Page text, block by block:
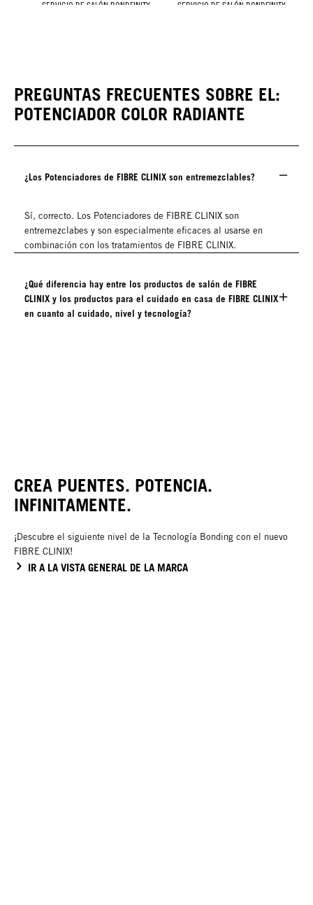
SERVICIO DE SALÓN BONDFINITY SERVICIO DE SALÓN BONDFINITY
PREGUNTAS FRECUENTES SOBRE EL:
POTENCIADOR COLOR RADIANTE
¿Los Potenciadores de FIBRE CLINIX son entremezclables?
Sí, correcto. Los Potenciadores de FIBRE CLINIX son
entremezclabes y son especialmente eficaces al usarse en
combinación con los tratamientos de FIBRE CLINIX.
¿Qué diferencia hay entre los productos de salón de FIBRE
CLINIX y los productos para el cuidado en casa de FIBRE CLINIX
en cuanto al cuidado, nivel y tecnología?
CREA PUENTES. POTENCIA.
INFINITAMENTE.
¡Descubre el siguiente nivel de la Tecnología Bonding con el nuevo
FIBRE CLINIX!
IR A LA VISTA GENERAL DE LA MARCA